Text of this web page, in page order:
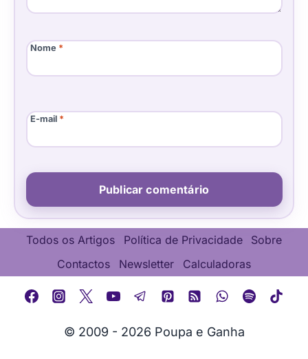
Nome *
E-mail *
Todos os Artigos Política de Privacidade
Sobre
Contactos
Newsletter Calculadoras
© 2009 - 2026 Poupa e Ganha